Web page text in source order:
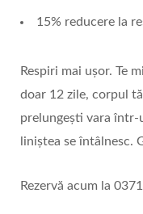
15% reducere la
Respiri mai ușor. Te
doar 12 zile, corpul
prelungești vara într-
liniștea se întâlnesc.
Rezervă acum la